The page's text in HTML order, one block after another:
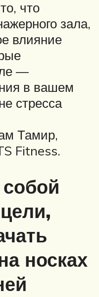
что
зала,
влияние
—
в вашем
стресса
Тамир,
Fitness.
носках